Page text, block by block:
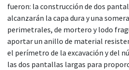
fueron: la construcción de dos
alcanzarán la capa dura y una
perimetrales, de mortero y lodo
aportar un anillo de material
el perímetro de la excavación y del
las dos pantallas largas para